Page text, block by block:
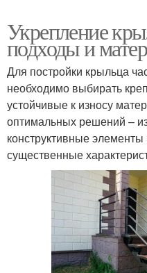
Укрепление
подходы и
Для постройки крыльца
необходимо выбирать
устойчивые к износу
оптимальных решений –
конструктивные
существенные